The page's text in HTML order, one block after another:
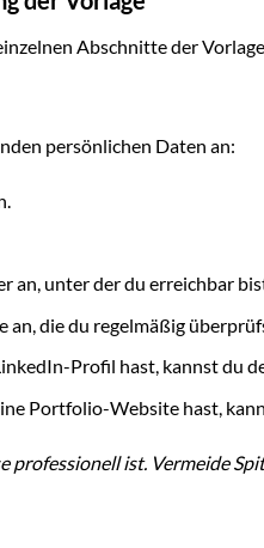
Abschnitte der
persönlichen Daten an:
an, unter der du erreichbar
die du regelmäßig
Profil hast, kannst du
Portfolio-Website hast,
ist. Vermeide